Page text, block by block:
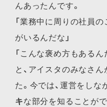
んあったんです。
「業務中に周りの社員
がいるんだな」
「こんな褒め方もあるんだ
と、アイスタのみなさん
た。今では、運営をし
キな部分を知ることが